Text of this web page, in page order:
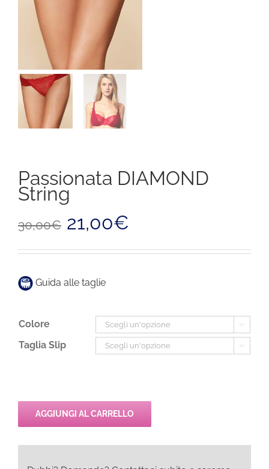
Passionata DIAMOND
String
30,00€ prezzo
era:
21,00€
è:
Guida alle taglie
Colore 
Taglia Slip 
AGGIUNGI AL CARRELLO